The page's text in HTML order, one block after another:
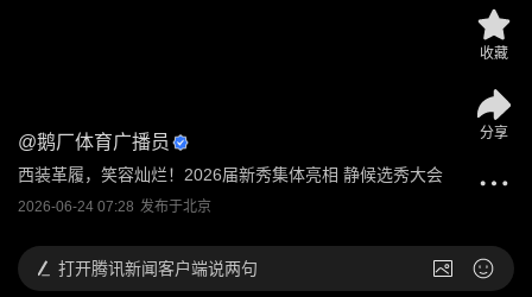
@鹅厂体育广播员
西装革履，笑容灿烂！2026届新秀集体亮相 静候选秀大会
2026-06-24 07:28 发布于北京
收藏
分享
打开腾讯新闻客户端说两句